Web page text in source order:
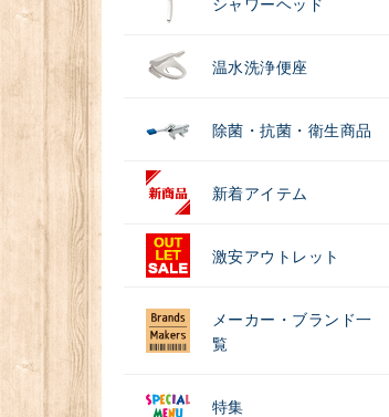
シャワーヘッド
温水洗浄便座
除菌・抗菌・衛生商品
新着アイテム
激安アウトレット
メーカー・ブランド一
覧
特集